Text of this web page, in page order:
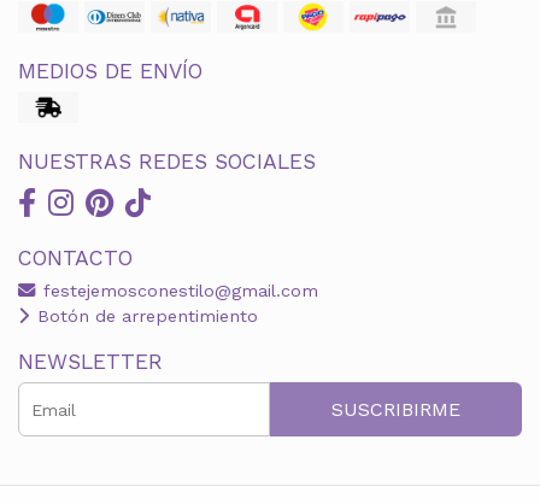
MEDIOS DE ENVÍO
NUESTRAS REDES SOCIALES
CONTACTO
festejemosconestilo@gmail.com
Botón de arrepentimiento
NEWSLETTER
SUSCRIBIRME